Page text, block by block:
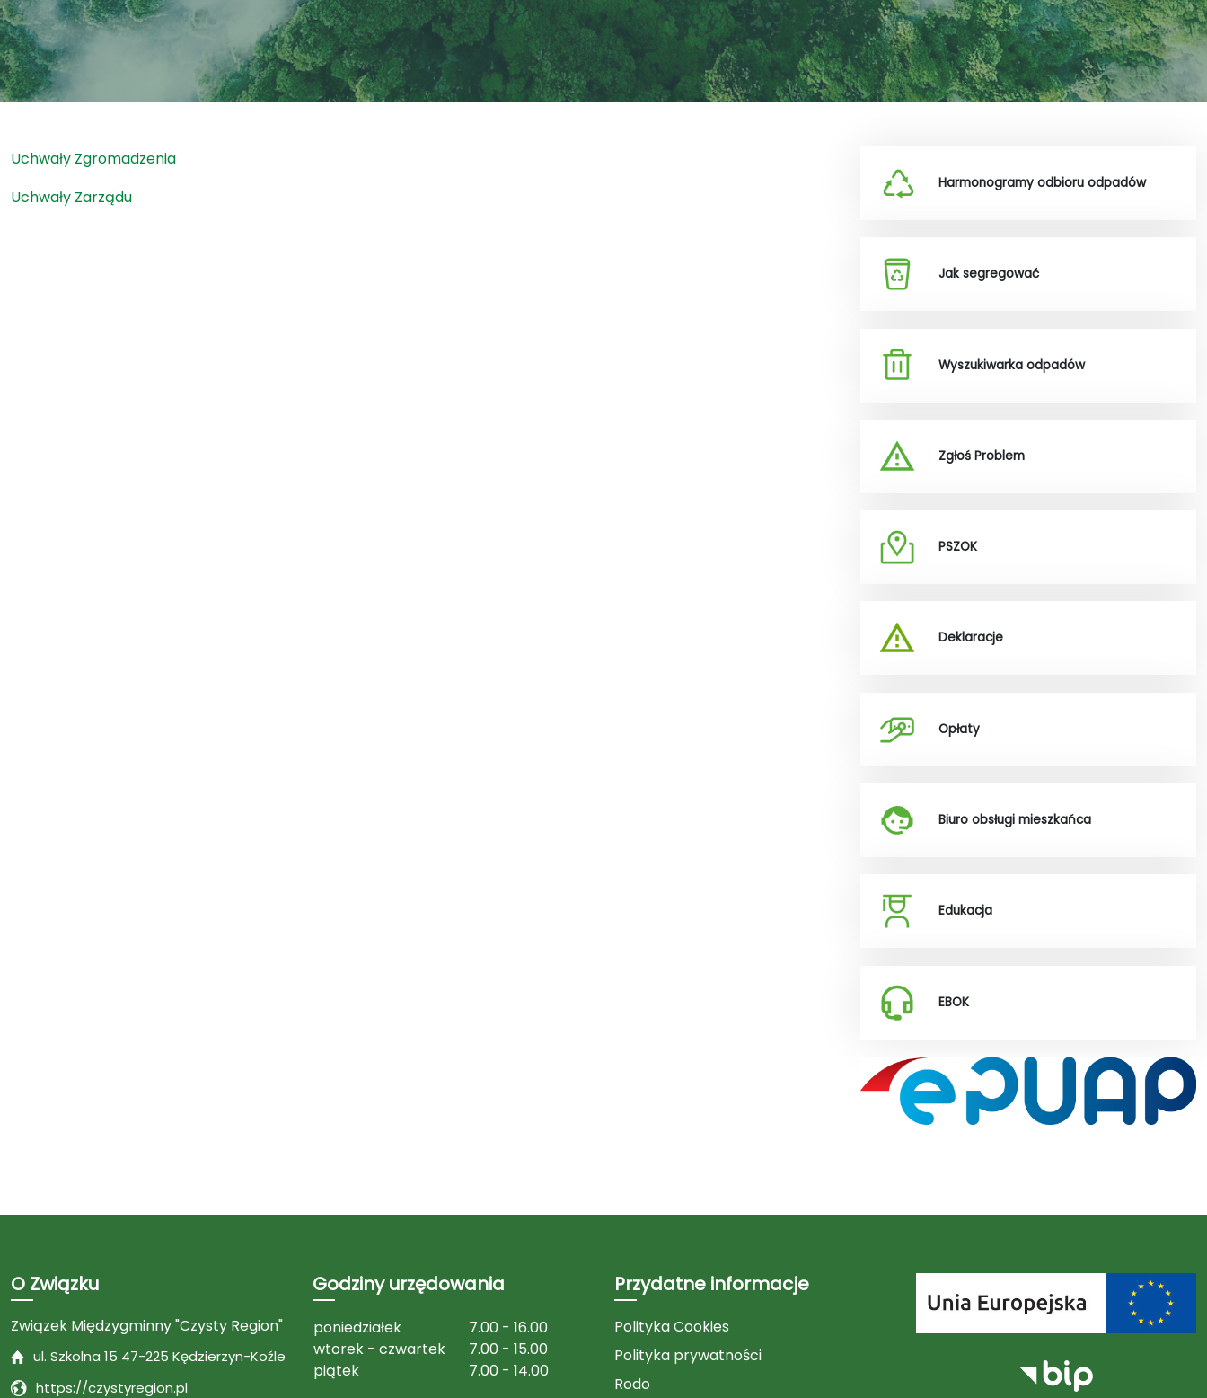
Uchwały Zgromadzenia
Uchwały Zarządu
Harmonogramy odbioru odpadów
Jak segregować
Wyszukiwarka odpadów
Zgłoś Problem
PSZOK
Deklaracje
Opłaty
Biuro obsługi mieszkańca
Edukacja
EBOK
O Związku
Związek Międzygminny "Czysty Region"
ul. Szkolna 15 47-225 Kędzierzyn-Koźle
https://czystyregion.pl
Godziny urzędowania
poniedziałek
7.00 - 16.00
wtorek - czwartek
7.00 - 15.00
piątek
7.00 - 14.00
Przydatne informacje
Polityka Cookies
Polityka prywatności
Rodo